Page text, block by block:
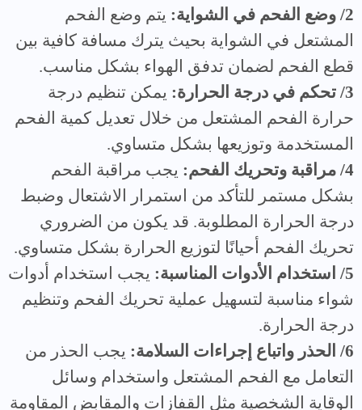
2/ وضع الفحم في الشواية:
يتم وضع الفحم
المشتعل في الشواية بحيث يترك مسافة كافية بين
قطع الفحم لضمان تدفق الهواء بشكل مناسب.
3/ تحكم في درجة الحرارة:
يمكن تنظيم درجة
حرارة الفحم المشتعل من خلال تعديل كمية الفحم
المستخدمة وتوزيعها بشكل متساوي.
4/ مراقبة وتحريك الفحم:
يجب مراقبة الفحم
بشكل مستمر للتأكد من استمرار الاشتعال وضبط
درجة الحرارة المطلوبة. قد يكون من الضروري
تحريك الفحم أحيانًا لتوزيع الحرارة بشكل متساوي.
5/ استخدام الأدوات المناسبة:
يجب استخدام أدوات
شواء مناسبة لتسهيل عملية تحريك الفحم وتنظيم
درجة الحرارة.
6/ الحذر واتباع إجراءات السلامة:
يجب الحذر من
التعامل مع الفحم المشتعل واستخدام وسائل
الوقاية الشخصية مثل القفازات والمقابض المقاومة